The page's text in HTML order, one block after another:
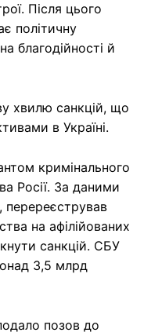
Після цього
політичну
благодійності й
хвилю санкцій, що
в Україні.
кримінального
Росії. За даними
на афілійованих
санкцій. СБУ
3,5 млрд
позов до